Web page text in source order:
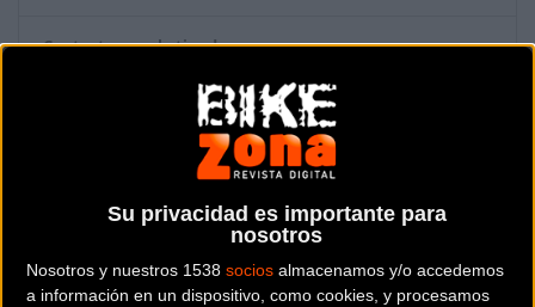
Su privacidad es importante para
nosotros
Nosotros y nuestros 1538 socios almacenamos y/o accedemos
a información en un dispositivo, como cookies, y procesamos
Contactar con la tienda
Web y RRSS de la tienda